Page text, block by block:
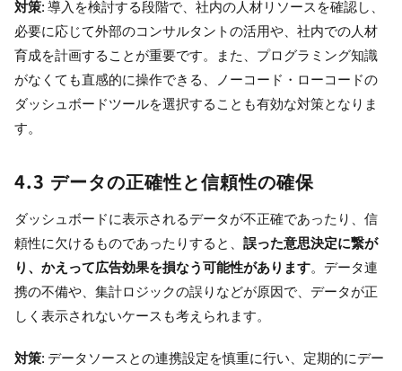
対策: 導入を検討する段階で、社内の人材リソースを確認し、
必要に応じて外部のコンサルタントの活用や、社内での人材
育成を計画することが重要です。また、プログラミング知識
がなくても直感的に操作できる、ノーコード・ローコードの
ダッシュボードツールを選択することも有効な対策となりま
す。
4.3 データの正確性と信頼性の確保
ダッシュボードに表示されるデータが不正確であったり、信
頼性に欠けるものであったりすると、 誤った意思決定に繋が
り、かえって広告効果を損なう可能性があります。データ連
携の不備や、集計ロジックの誤りなどが原因で、データが正
しく表示されないケースも考えられます。
対策: データソースとの連携設定を慎重に行い、定期的にデー